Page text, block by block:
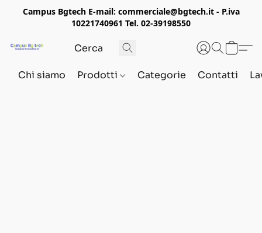
Campus Bgtech E-mail: commerciale@bgtech.it - P.iva
10221740961 Tel. 02-39198550
Chi siamo Prodotti Categorie Contatti